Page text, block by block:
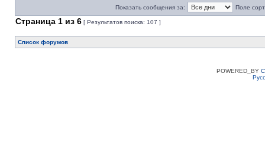
Показать сообщения за: Поле
Страница 1 из 6 [ Результатов поиска: 107 ]
Список форумов
POWERED_BY